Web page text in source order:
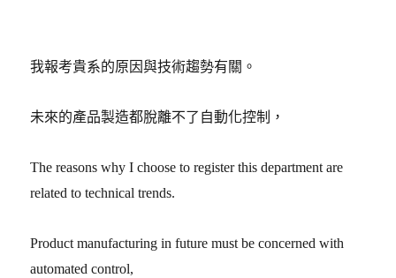
我報考貴系的原因與技術趨勢有關。
未來的產品製造都脫離不了自動化控制，
The reasons why I choose to register this department are
related to technical trends.
Product manufacturing in future must be concerned with
automated control,